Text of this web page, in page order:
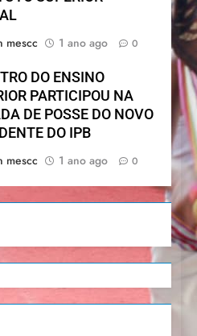
mescc
1 ano ago 0
DO ENSINO
PARTICIPOU NA
DE POSSE DO NOVO
DO IPB
mescc
1 ano ago 0